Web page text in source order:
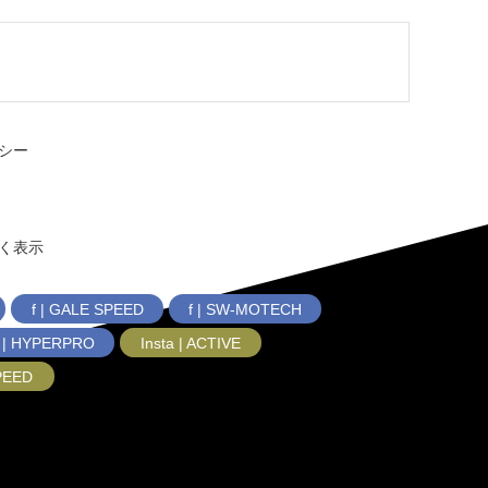
ー
表示
f | GALE SPEED
f | SW-MOTECH
HYPERPRO
Insta | ACTIVE